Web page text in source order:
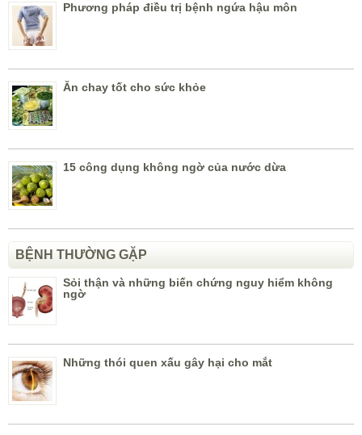
Phương pháp điều trị bệnh ngứa hậu môn
Ăn chay tốt cho sức khỏe
15 công dụng không ngờ của nước dừa
BỆNH THƯỜNG GẶP
Sỏi thận và những biến chứng nguy hiểm không
ngờ
Những thói quen xấu gây hại cho mắt